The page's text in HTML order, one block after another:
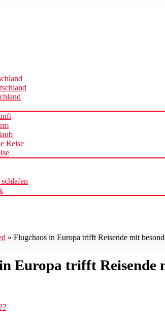
Reise
» Flugchaos in Europa trifft Reisende mit
Europa trifft Reisende